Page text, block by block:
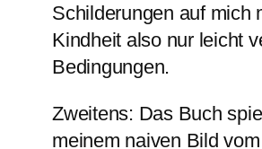
Schilderungen auf mich
Kindheit also nur leicht
Bedingungen.
Zweitens: Das Buch
meinem naiven Bild